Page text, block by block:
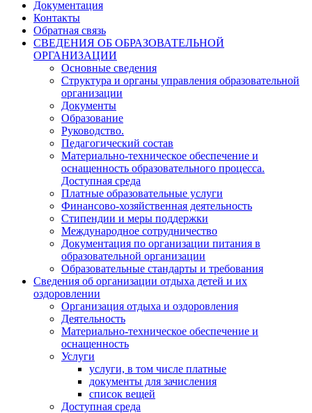
Документация
Контакты
Обратная связь
СВЕДЕНИЯ ОБ ОБРАЗОВАТЕЛЬНОЙ
ОРГАНИЗАЦИИ
Основные сведения
Структура и органы управления образовательной
организации
Документы
Образование
Руководство.
Педагогический состав
Материально-техническое обеспечение и
оснащенность образовательного процесса.
Доступная среда
Платные образовательные услуги
Финансово-хозяйственная деятельность
Стипендии и меры поддержки
Международное сотрудничество
Документация по организации питания в
образовательной организации
Образовательные стандарты и требования
Сведения об организации отдыха детей и их
оздоровлении
Организация отдыха и оздоровления
Деятельность
Материально-техническое обеспечение и
оснащенность
Услуги
услуги, в том числе платные
документы для зачисления
список вещей
Доступная среда